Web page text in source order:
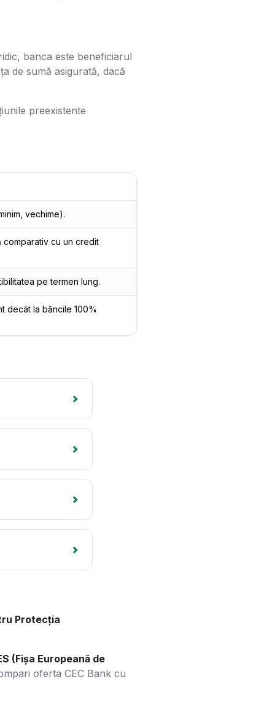
banca este beneficiarul
de sumă asigurată, dacă
preexistente
vechime).
comparativ cu un credit
pe termen lung.
decât la băncile 100%
Protecția
(Fișa Europeană de
oferta CEC Bank cu